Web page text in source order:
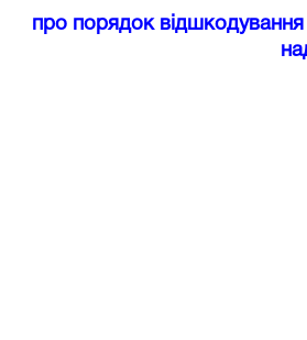
про порядок